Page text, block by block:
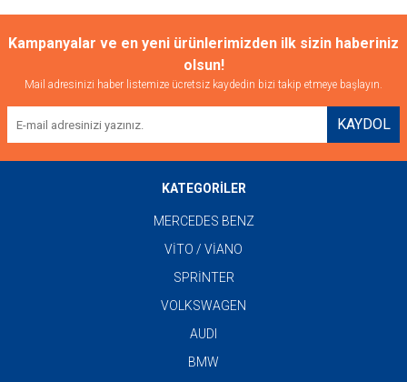
Kampanyalar ve en yeni ürünlerimizden ilk sizin haberiniz
olsun!
Mail adresinizi haber listemize ücretsiz kaydedin bizi takip etmeye başlayın.
KAYDOL
KATEGORİLER
MERCEDES BENZ
VİTO / VİANO
SPRİNTER
VOLKSWAGEN
AUDI
BMW